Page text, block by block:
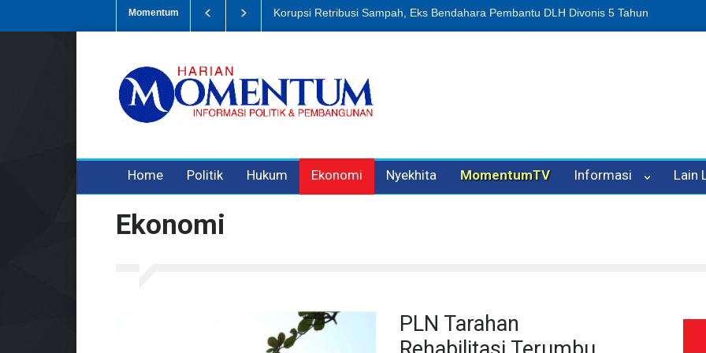
Momentum Dugaan Penipuan Oleh Oknum Kadis, Kuasa Hukum Pelapor Desak Polisi Tetapkan P-
Home Politik Hukum Ekonomi Nyekhita MomentumTV Informasi Lain
Ekonomi
PLN Tarahan